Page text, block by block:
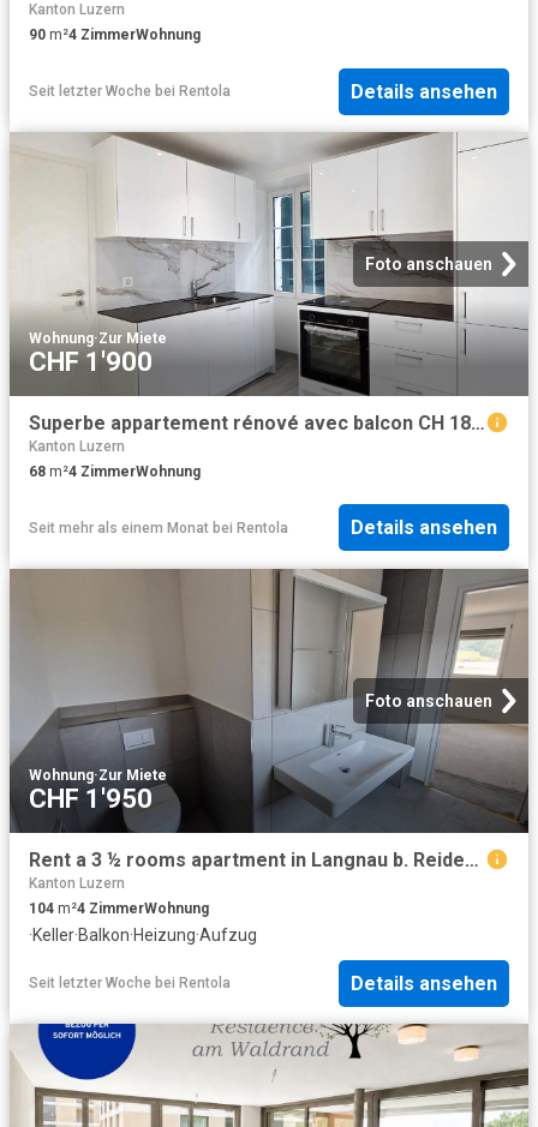
Kanton Luzern
90 m²4 ZimmerWohnung
Seit letzter Woche bei Rentola Details ansehen
Foto anschauen
Wohnung·Zur Miete
CHF 1'900
Superbe appartement rénové avec balcon CH 1820 Veytaux, Le They 4 CHF 1'900. /mois + ch
Kanton Luzern
68 m²4 ZimmerWohnung
Seit mehr als einem Monat bei Rentola Details ansehen
Foto anschauen
Wohnung·Zur Miete
CHF 1'950
Rent a 3 ½ rooms apartment in Langnau b. Reiden Flatfox
Kanton Luzern
104 m²4 ZimmerWohnung
·Keller·Balkon·Heizung·Aufzug
Seit letzter Woche bei Rentola Details ansehen